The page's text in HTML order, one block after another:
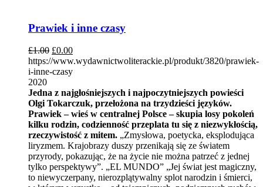
Prawiek i inne czasy
£1.00 £0.00
https://www.wydawnictwoliterackie.pl/produkt/3820/prawiek-
i-inne-czasy
2020
Jedna z najgłośniejszych i najpoczytniejszych powieści
Olgi Tokarczuk, przełożona na trzydzieści języków.
Prawiek – wieś w centralnej Polsce – skupia losy pokoleń
kilku rodzin, codzienność przeplata tu się z niezwykłością,
rzeczywistość z mitem. „Zmysłowa, poetycka, eksplodująca
liryzmem. Krajobrazy duszy przenikają się ze światem
przyrody, pokazując, że na życie nie można patrzeć z jednej
tylko perspektywy”. „EL MUNDO” „Jej świat jest magiczny,
to niewyczerpany, nierozplątywalny splot narodzin i śmierci,